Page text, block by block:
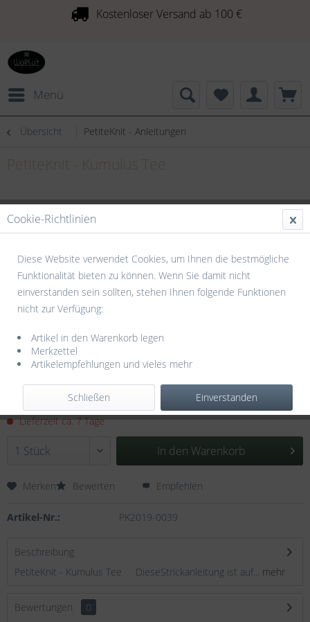
Kostenloser Versand ab 100 €
Menü
Übersicht PetiteKnit - Anleitungen
6,50 € *
zzgl. Versandkosten
Lieferzeit ca. 7 Tage
In den Warenkorb
Merken Bewerten Empfehlen
Artikel-Nr.: PK2019-0039
Beschreibung
PetiteKnit - Kumulus Tee DieseStrickanleitung ist auf... mehr
Bewertungen
0
Cookie-Richtlinien
Diese Website verwendet Cookies, um Ihnen die bestmögliche
Funktionalität bieten zu können. Wenn Sie damit nicht
einverstanden sein sollten, stehen Ihnen folgende Funktionen
nicht zur Verfügung:
Artikel in den Warenkorb legen
Merkzettel
Artikelempfehlungen und vieles mehr
Einverstanden
Schließen